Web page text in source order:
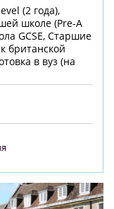
(2 года),
школе (Pre-A
GCSE, Старшие
британской
в вуз (на